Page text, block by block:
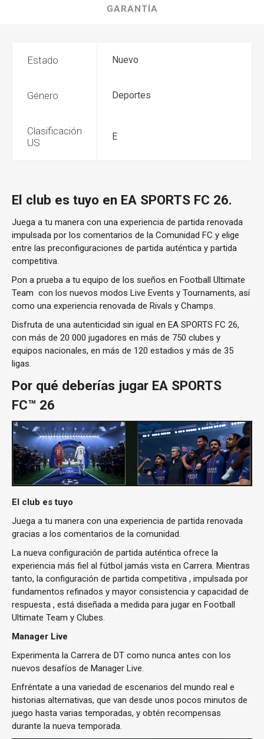
GARANTÍA
Estado Nuevo
Género Deportes
Clasificación
US
E
El club es tuyo en EA SPORTS FC 26.
Juega a tu manera con una experiencia de partida renovada
impulsada por los comentarios de la Comunidad FC y elige
entre las preconfiguraciones de partida auténtica y partida
competitiva.
Pon a prueba a tu equipo de los sueños en Football Ultimate
Team con los nuevos modos Live Events y Tournaments, así
como una experiencia renovada de Rivals y Champs.
Disfruta de una autenticidad sin igual en EA SPORTS FC 26,
con más de 20 000 jugadores en más de 750 clubes y
equipos nacionales, en más de 120 estadios y más de 35
ligas.
Por qué deberías jugar EA SPORTS
FC™ 26
El club es tuyo
Juega a tu manera con una experiencia de partida renovada
gracias a los comentarios de la comunidad.
La nueva configuración de partida auténtica ofrece la
experiencia más fiel al fútbol jamás vista en Carrera. Mientras
tanto, la configuración de partida competitiva , impulsada por
fundamentos refinados y mayor consistencia y capacidad de
respuesta , está diseñada a medida para jugar en Football
Ultimate Team y Clubes.
Manager Live
Experimenta la Carrera de DT como nunca antes con los
nuevos desafíos de Manager Live.
Enfréntate a una variedad de escenarios del mundo real e
historias alternativas, que van desde unos pocos minutos de
juego hasta varias temporadas, y obtén recompensas
durante la nueva temporada.